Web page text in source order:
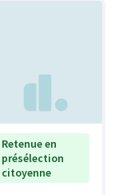
Retenue en
présélection
citoyenne